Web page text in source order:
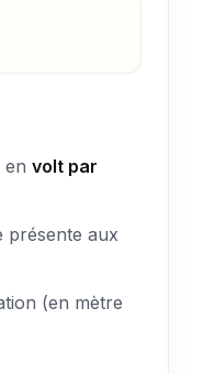
en volt par
présente aux
(en mètre